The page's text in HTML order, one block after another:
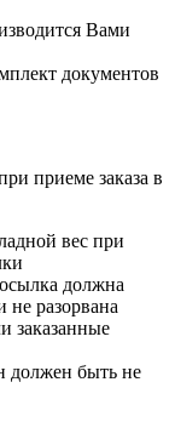
Вами
документов
приеме заказа в
вес при
должна
не разорвана
заказанные
должен быть не